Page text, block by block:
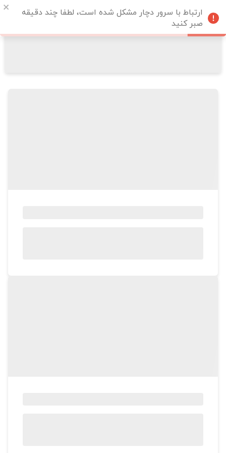
ارتباط با سرور دچار مشکل شده است، لطفا چند دقیقه
صبر کنید